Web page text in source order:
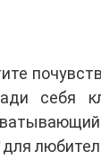
себя
для